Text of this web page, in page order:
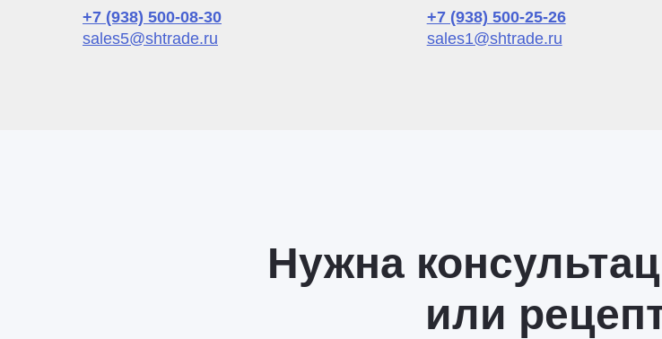
+7 (938) 500-08-30
sales5@shtrade.ru
+7 (938) 500-25-26
sales1@shtrade.ru
Нужна
или